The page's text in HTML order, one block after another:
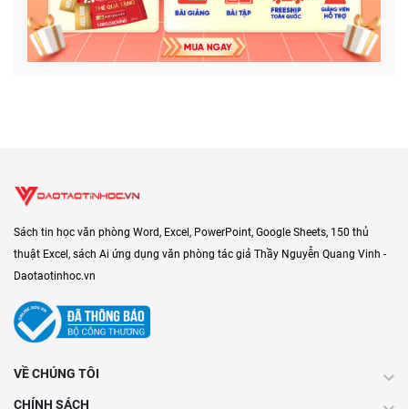
Sách tin học văn phòng Word, Excel, PowerPoint, Google Sheets, 150 thủ
thuật Excel, sách Ai ứng dụng văn phòng tác giả Thầy Nguyễn Quang Vinh -
Daotaotinhoc.vn
VỀ CHÚNG TÔI
CHÍNH SÁCH